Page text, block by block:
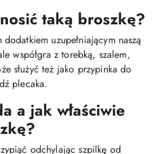
taką broszkę?
dodatkiem uzupełniającym naszą
współgra z torebką, szalem,
służyć też jako przypinka do
plecaka.
a jak właściwie
odchylając szpilkę od